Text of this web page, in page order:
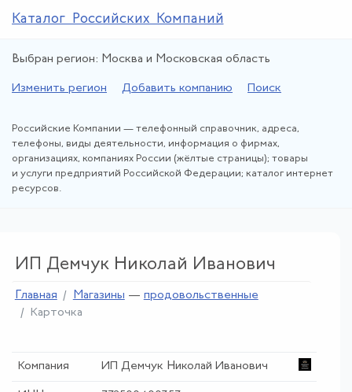
Каталог Российских Компаний
Выбран регион: Москва и Московская область
Изменить регион Добавить компанию Поиск
Российские Компании — телефонный справочник, адреса,
телефоны, виды деятельности, информация о фирмах,
организациях, компаниях России (жёлтые страницы); товары
и услуги предприятий Российской Федерации; каталог интернет
ресурсов.
ИП Демчук Николай Иванович
Главная Магазины — продовольственные
Карточка
Компания ИП Демчук Николай Иванович